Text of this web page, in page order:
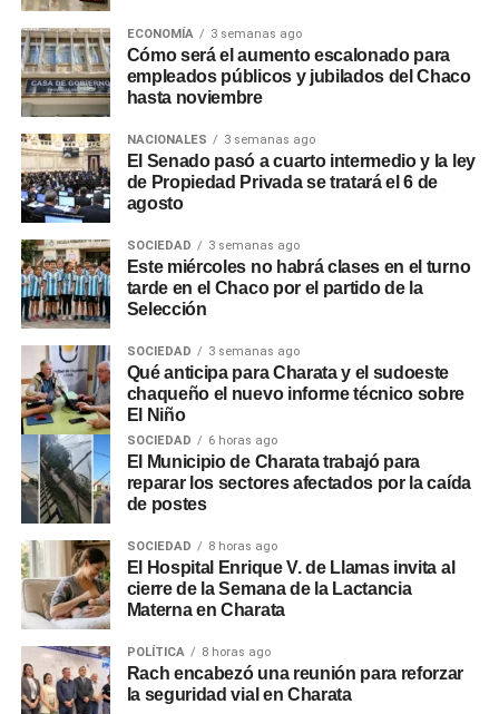
ECONOMÍA 3 semanas ago
Cómo será el aumento escalonado para
empleados públicos y jubilados del Chaco
hasta noviembre
NACIONALES 3 semanas ago
El Senado pasó a cuarto intermedio y la ley
de Propiedad Privada se tratará el 6 de
agosto
SOCIEDAD 3 semanas ago
Este miércoles no habrá clases en el turno
tarde en el Chaco por el partido de la
Selección
SOCIEDAD 3 semanas ago
Qué anticipa para Charata y el sudoeste
chaqueño el nuevo informe técnico sobre
El Niño
SOCIEDAD 6 horas ago
El Municipio de Charata trabajó para
reparar los sectores afectados por la caída
de postes
SOCIEDAD 8 horas ago
El Hospital Enrique V. de Llamas invita al
cierre de la Semana de la Lactancia
Materna en Charata
POLÍTICA 8 horas ago
Rach encabezó una reunión para reforzar
la seguridad vial en Charata